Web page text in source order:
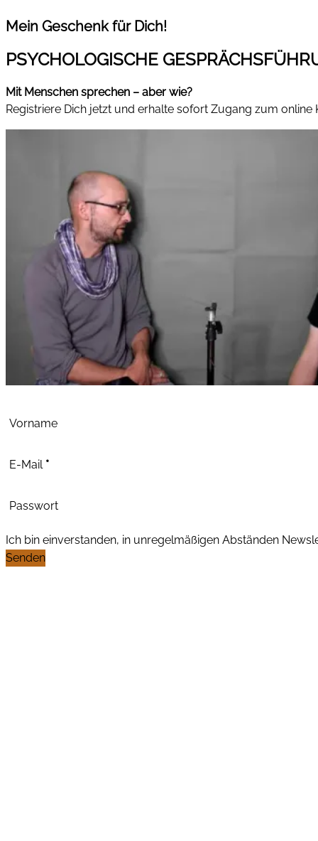
Mein Geschenk für Dich!
PSYCHOLOGISCHE
Mit Menschen sprechen – aber wie?
Registriere Dich jetzt und erhalte sofort Zugang zum online
Vorname
E-Mail *
Passwort
Ich bin einverstanden, in unregelmäßigen Abständen
Senden